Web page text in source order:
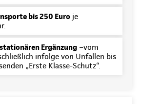
bis 250 Euro je
Ergänzung –vom
infolge von Unfällen bis
„Erste Klasse-Schutz“.